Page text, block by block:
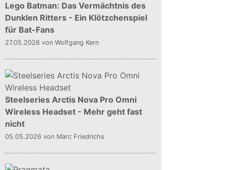
Lego Batman: Das Vermächtnis des
Dunklen Ritters - Ein Klötzchenspiel
für Bat-Fans
27.05.2026 von Wolfgang Kern
Steelseries Arctis Nova Pro Omni
Wireless Headset - Mehr geht fast
nicht
05.05.2026 von Marc Friedrichs